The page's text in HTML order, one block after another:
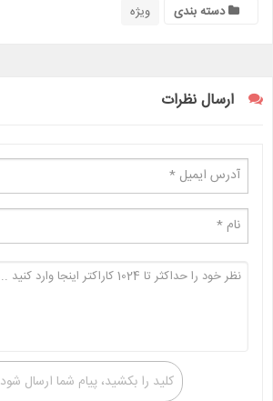
دسته بندی ویژه
ارسال نظرات
کلید را بکشید، پیام شما ارسال شود